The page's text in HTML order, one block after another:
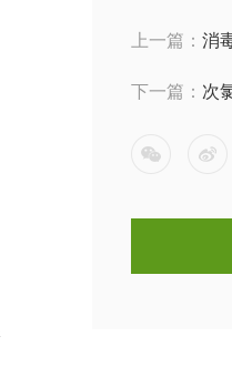
上一篇： 消
价标准
检测实验室
下一篇： 次
准发布